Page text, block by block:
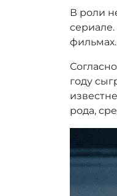
В роли
году
рода,